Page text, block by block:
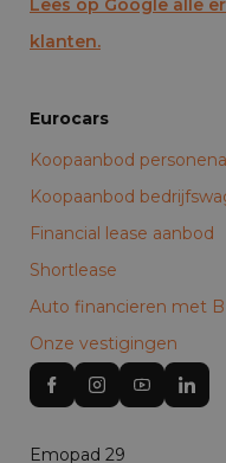
Lees op Google alle
klanten.
Eurocars
Koopaanbod
Koopaanbod
Financial lease aanbod
Shortlease
Auto financieren met
Onze vestigingen
Emopad 29